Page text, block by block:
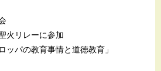
火リレーに参加
ッパの教育事情と道徳教育」